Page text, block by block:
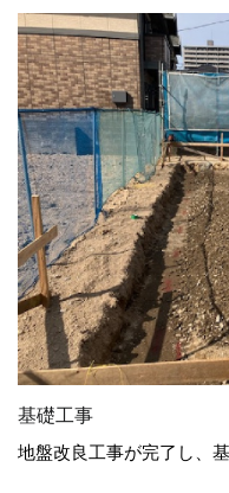
基礎工事
地盤改良工事が完了し、